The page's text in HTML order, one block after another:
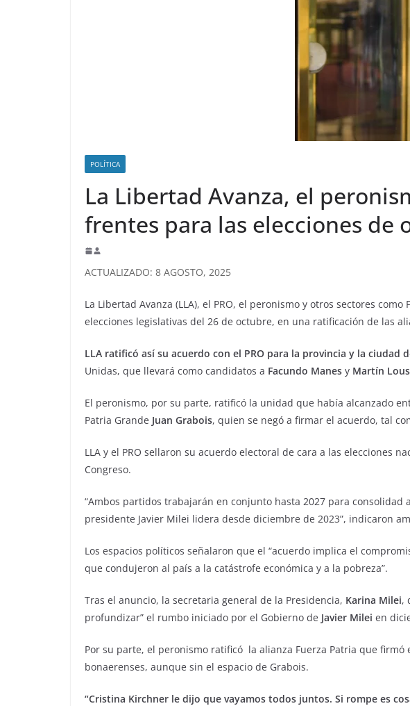
POLÍTICA
La Libertad Avanza, el
frentes para las elecciones de
ACTUALIZADO: 8 AGOSTO, 2025
La Libertad Avanza (LLA), el PRO, el peronismo y otros sectores
elecciones legislativas del 26 de octubre, en una ratificación de las
LLA ratificó así su acuerdo con el PRO para la provincia y la ciudad
Unidas, que llevará como candidatos a Facundo Manes y Martín
El peronismo, por su parte, ratificó la unidad que había alcanzado
Patria Grande Juan Grabois, quien se negó a firmar el acuerdo, tal
LLA y el PRO sellaron su acuerdo electoral de cara a las
Congreso.
“Ambos partidos trabajarán en conjunto hasta 2027 para
presidente Javier Milei lidera desde diciembre de 2023”, indicaron
Los espacios políticos señalaron que el “acuerdo implica el
que condujeron al país a la catástrofe económica y a la pobreza”.
Tras el anuncio, la secretaria general de la Presidencia, Karina Milei,
profundizar” el rumbo iniciado por el Gobierno de Javier Milei en
Por su parte, el peronismo ratificó la alianza Fuerza Patria que
bonaerenses, aunque sin el espacio de Grabois.
“Cristina Kirchner le dijo que vayamos todos juntos. Si rompe es